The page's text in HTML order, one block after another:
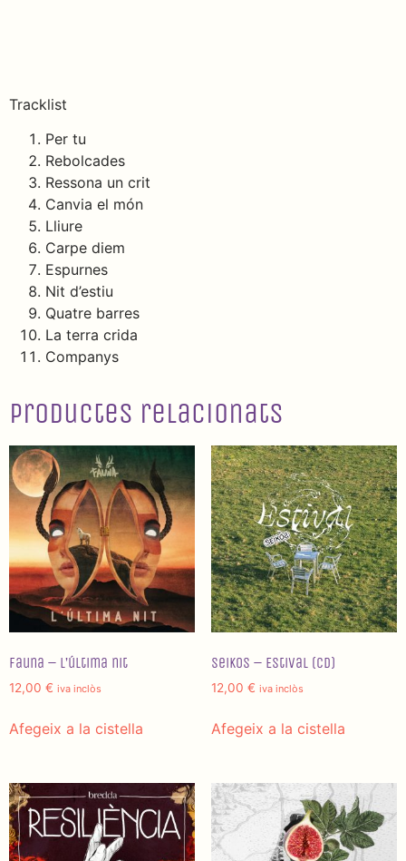
Tracklist
Per tu
Rebolcades
Ressona un crit
Canvia el món
Lliure
Carpe diem
Espurnes
Nit d’estiu
Quatre barres
La terra crida
Companys
Productes relacionats
Fauna – L’última nit
12,00 € iva inclòs
Afegeix a la cistella
Seikos – Estival (CD)
12,00 € iva inclòs
Afegeix a la cistella